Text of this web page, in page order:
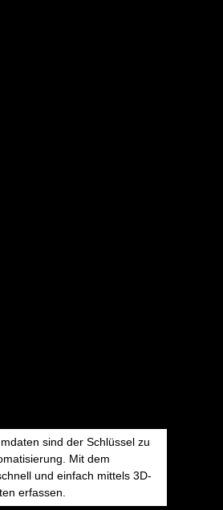
sind der Schlüssel zu
Mit dem
und einfach mittels 3D-
erfassen.